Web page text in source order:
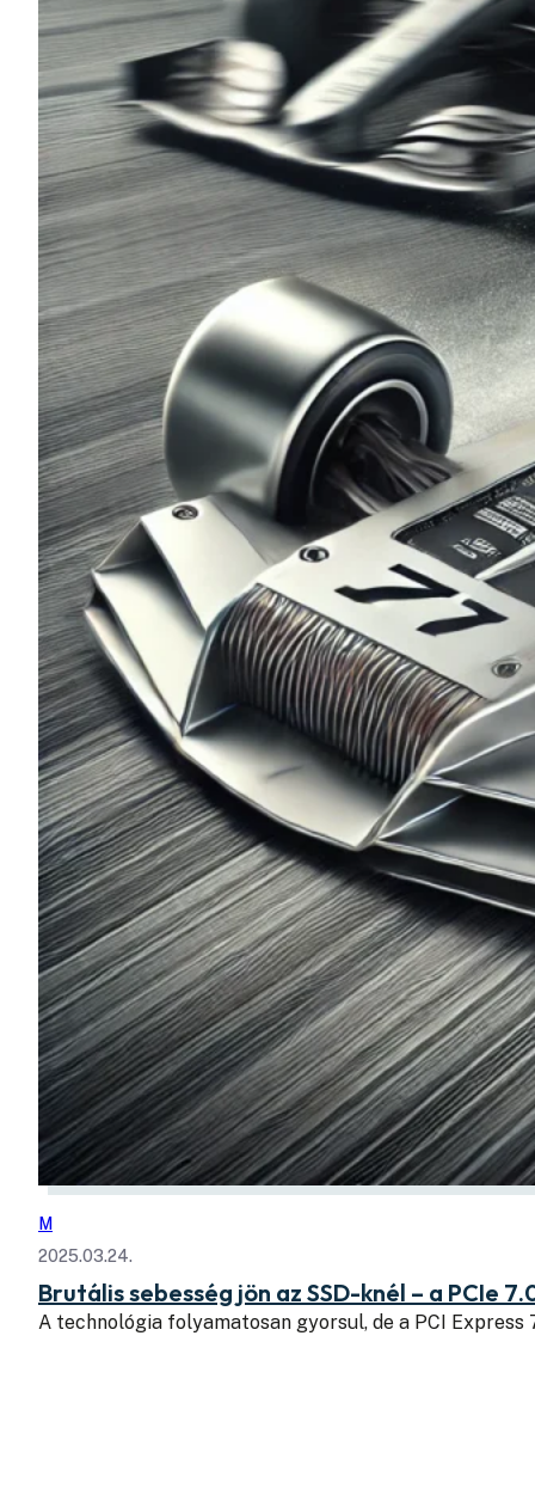
M
2025.03.24.
Brutális sebesség jön az SSD-knél – a PCIe
A technológia folyamatosan gyorsul, de a PCI Express